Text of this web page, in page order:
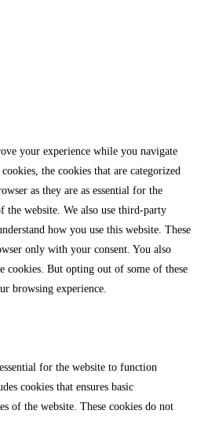
your experience while you navigate
the cookies that are categorized
as they are as essential for the
website. We also use third-party
how you use this website. These
only with your consent. You also
cookies. But opting out of some of these
browsing experience.
for the website to function
cookies that ensures basic
of the website. These cookies do not